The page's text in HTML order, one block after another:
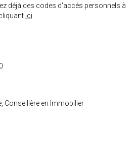
déjà des codes d'accés personnels à
ici
Conseillère en Immobilier